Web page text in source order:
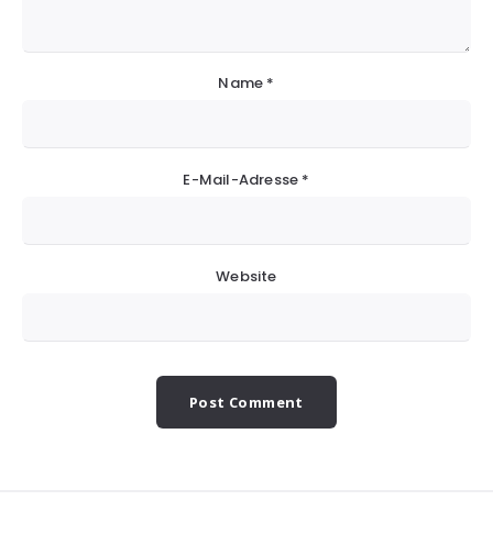
Name *
E-Mail-Adresse *
Website